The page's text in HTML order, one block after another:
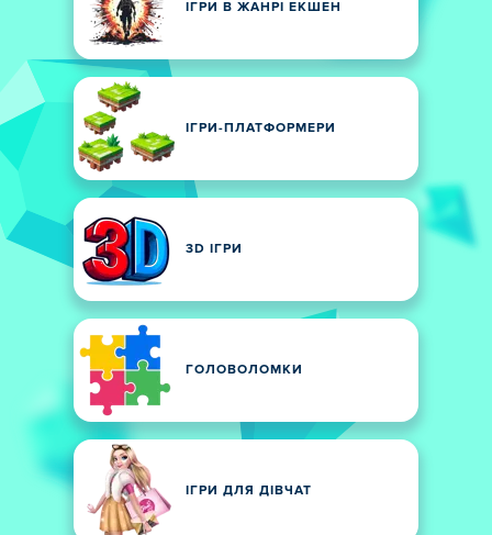
ІГРИ В ЖАНРІ ЕКШЕН
ІГРИ-ПЛАТФОРМЕРИ
3D ІГРИ
ГОЛОВОЛОМКИ
ІГРИ ДЛЯ ДІВЧАТ